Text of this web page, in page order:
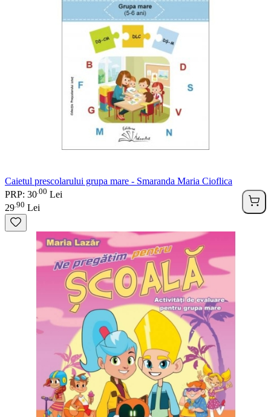
Caietul prescolarului grupa mare - Smaranda Maria Cioflica
PRP: 30 00 Lei
29 90 Lei